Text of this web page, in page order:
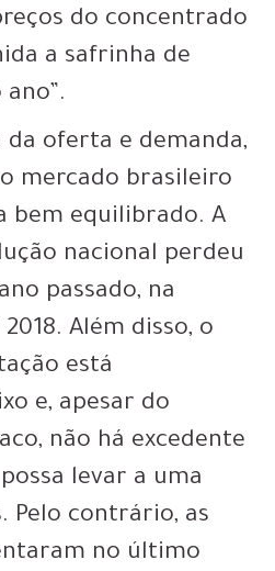
do concentrado
a safrinha de
da oferta e demanda,
mercado brasileiro
bem equilibrado. A
nacional perdeu
passado, na
Além disso, o
está
e, apesar do
não há excedente
levar a uma
Pelo contrário, as
no último